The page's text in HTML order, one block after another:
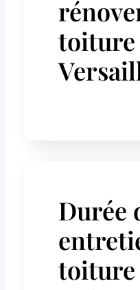
toiture
Durée
toiture